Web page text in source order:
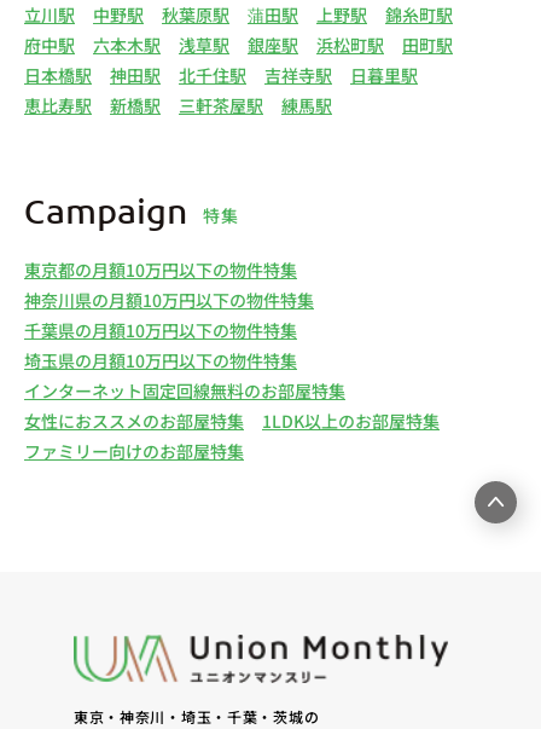
立川駅
中野駅 秋葉原駅 蒲田駅 上野駅
錦糸町駅
府中駅
六本木駅 浅草駅 銀座駅 浜松町駅
田町駅
日本橋駅
神田駅 北千住駅 吉祥寺駅
日暮里駅
恵比寿駅
新橋駅 三軒茶屋駅 練馬駅
Campaign 特集
東京都の月額10万円以下の物件特集
神奈川県の月額10万円以下の物件特集
千葉県の月額10万円以下の物件特集
埼玉県の月額10万円以下の物件特集
インターネット固定回線無料のお部屋特集
女性におススメのお部屋特集
1LDK以上のお部屋特集
ファミリー向けのお部屋特集
東京・神奈川・埼玉・千葉・茨城の